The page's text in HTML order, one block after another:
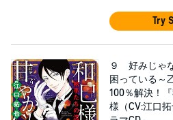
Try
９ 好みじゃ
困っている～
100％解決！
様（CV:江口